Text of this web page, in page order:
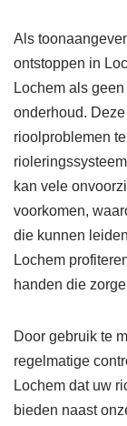
Als
ontstoppen in
Lochem als
onderhoud.
rioolproblemen
kan vele
voorkomen,
die kunnen
Lochem
handen die
Door gebruik te
regelmatige
Lochem dat uw
bieden naast